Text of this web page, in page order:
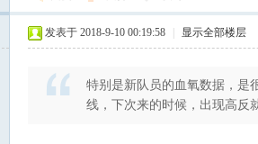
发表于 2018-9-10 00:19:58 显示全部楼层
特别是新队员的血氧数据，是
线，下次来的时候，出现高反